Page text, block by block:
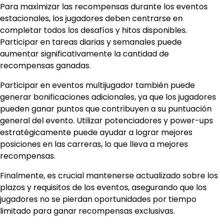
Para maximizar las recompensas durante los eventos
estacionales, los jugadores deben centrarse en
completar todos los desafíos y hitos disponibles.
Participar en tareas diarias y semanales puede
aumentar significativamente la cantidad de
recompensas ganadas.
Participar en eventos multijugador también puede
generar bonificaciones adicionales, ya que los jugadores
pueden ganar puntos que contribuyen a su puntuación
general del evento. Utilizar potenciadores y power-ups
estratégicamente puede ayudar a lograr mejores
posiciones en las carreras, lo que lleva a mejores
recompensas.
Finalmente, es crucial mantenerse actualizado sobre los
plazos y requisitos de los eventos, asegurando que los
jugadores no se pierdan oportunidades por tiempo
limitado para ganar recompensas exclusivas.